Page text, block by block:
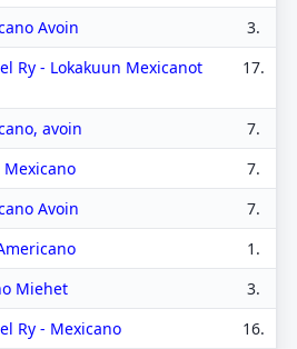
Avoin
3.
Ry - Lokakuun Mexicanot
17.
avoin
7.
Mexicano
7.
Avoin
7.
1.
Miehet
3.
Ry - Mexicano
16.